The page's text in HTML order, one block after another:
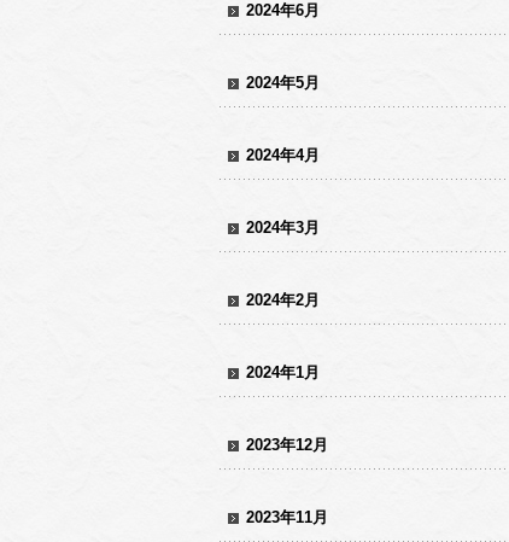
2024年6月
2024年5月
2024年4月
2024年3月
2024年2月
2024年1月
2023年12月
2023年11月